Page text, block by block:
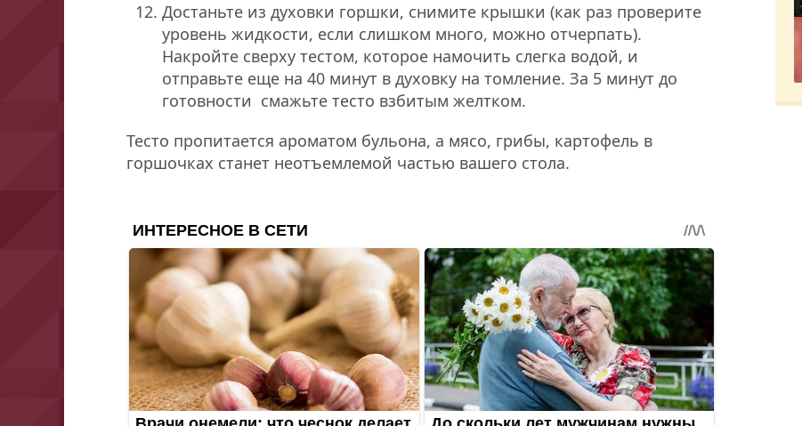
Достаньте из духовки горшки, снимите крышки (как раз проверите
уровень жидкости, если слишком много, можно отчерпать).
Накройте сверху тестом, которое намочить слегка водой, и
отправьте еще на 40 минут в духовку на томление. За 5 минут до
готовности смажьте тесто взбитым желтком.
Тесто пропитается ароматом бульона, а мясо, грибы, картофель в
горшочках станет неотъемлемой частью вашего стола.